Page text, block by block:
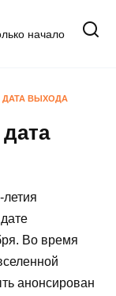
начало
ДАТА ВЫХОДА
Во время
анонсирован